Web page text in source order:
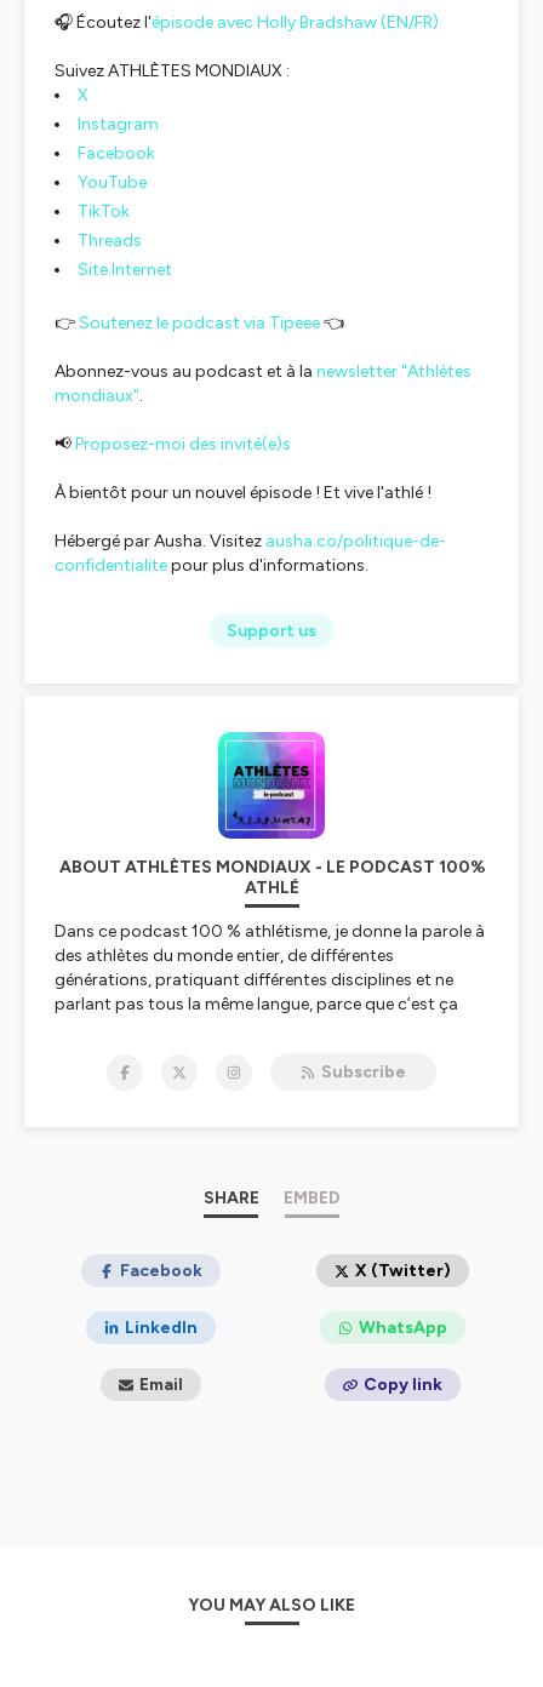
🎧 Écoutez l'épisode avec Holly Bradshaw (EN/FR)
Suivez ATHLÈTES MONDIAUX :
X
Instagram
Facebook
YouTube
TikTok
Threads
Site Internet
👉Soutenez le podcast via Tipeee👈
Abonnez-vous au podcast et à la newsletter "Athlètes
mondiaux".
📢Proposez-moi des invité(e)s
À bientôt pour un nouvel épisode ! Et vive l'athlé !
Hébergé par Ausha. Visitez ausha.co/politique-de-
confidentialitepour plus d'informations.
Support us
ABOUT ATHLÈTES MONDIAUX - LE PODCAST 100%
ATHLÉ
Dans ce podcast 100 % athlétisme, je donne la parole à
des athlètes du monde entier, de différentes
générations, pratiquant différentes disciplines et ne
parlant pas tous la même langue, parce que c’est ça
De très grands noms de l'athlé ont déjà accepté
Mélina Robert-Michon (disque), Laura Muir (demi-fond),
Jean Galfione (perche), Christian Taylor (triple saut),
(800m), Hugues-Fabrice Zango (triple saut), Kathrine
Manuela Montebrun (marteau), Pierre-Ambroise Bosse
(800m), Marie-Amélie Le Fur (longueur), Yohann Diniz
(marche), Ivet Lalova-Collio (sprint)… 🥇🥈🥉
coureur", "Extraterrien" ou "À côté de mes pompes",
Subscribe
SHARE EMBED
Facebook X (Twitter)
LinkedIn WhatsApp
Email Copy link
YOU MAY ALSO LIKE